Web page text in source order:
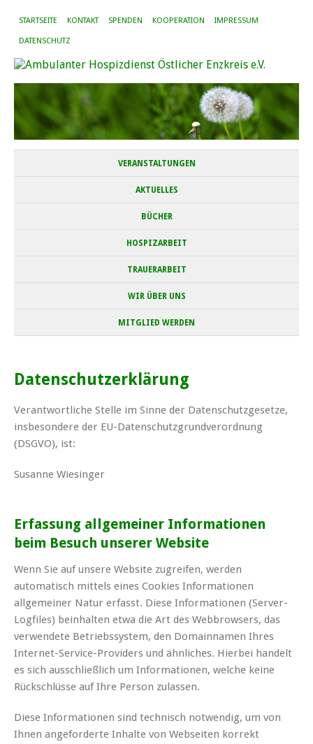
STARTSEITE KONTAKT SPENDEN KOOPERATION IMPRESSUM
DATENSCHUTZ
VERANSTALTUNGEN
AKTUELLES
BÜCHER
HOSPIZARBEIT
TRAUERARBEIT
WIR ÜBER UNS
MITGLIED WERDEN
Datenschutzerklärung
Verantwortliche Stelle im Sinne der Datenschutzgesetze,
insbesondere der EU-Datenschutzgrundverordnung
(DSGVO), ist:
Susanne Wiesinger
Erfassung allgemeiner Informationen
beim Besuch unserer Website
Wenn Sie auf unsere Website zugreifen, werden
automatisch mittels eines Cookies Informationen
allgemeiner Natur erfasst. Diese Informationen (Server-
Logfiles) beinhalten etwa die Art des Webbrowsers, das
verwendete Betriebssystem, den Domainnamen Ihres
Internet-Service-Providers und ähnliches. Hierbei handelt
es sich ausschließlich um Informationen, welche keine
Rückschlüsse auf Ihre Person zulassen.
Diese Informationen sind technisch notwendig, um von
Ihnen angeforderte Inhalte von Webseiten korrekt